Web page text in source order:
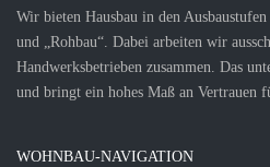
Wir bieten Hausbau in den
und „Rohbau“. Dabei arbeiten wir
Handwerksbetrieben zusammen. Das
und bringt ein hohes Maß an Vertrauen
WOHNBAU-NAVIGATION